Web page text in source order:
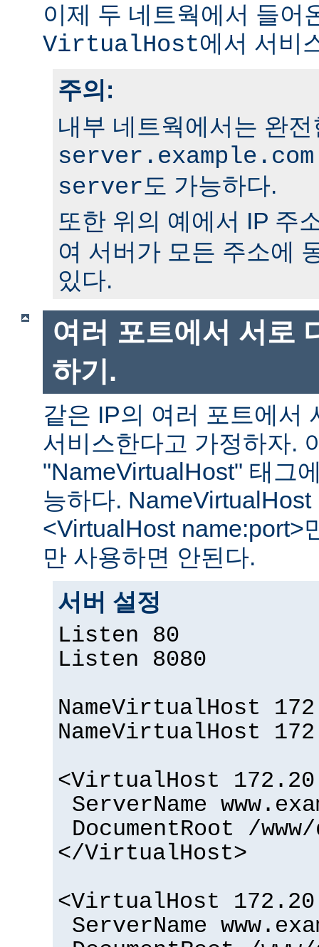
이제 두 네트웍에서 들어
VirtualHost에서 서비
주의:
내부 네트웍에서는 완
server.example.com
server 도 가능하다.
또한 위의 예에서 IP 주
여 서버가 모든 주소에
있다.
여러 포트에서 서로
하기.
같은 IP의 여러 포트에서
서비스한다고 가정하자.
"NameVirtualHost" 태그
능하다.
<VirtualHost name:port>
만 사용하면 안된다.
서버 설정
Listen 80
Listen 8080
NameVirtualHost
NameVirtualHost
<VirtualHost
ServerName
DocumentRoot /
</VirtualHost>
<VirtualHost
ServerName